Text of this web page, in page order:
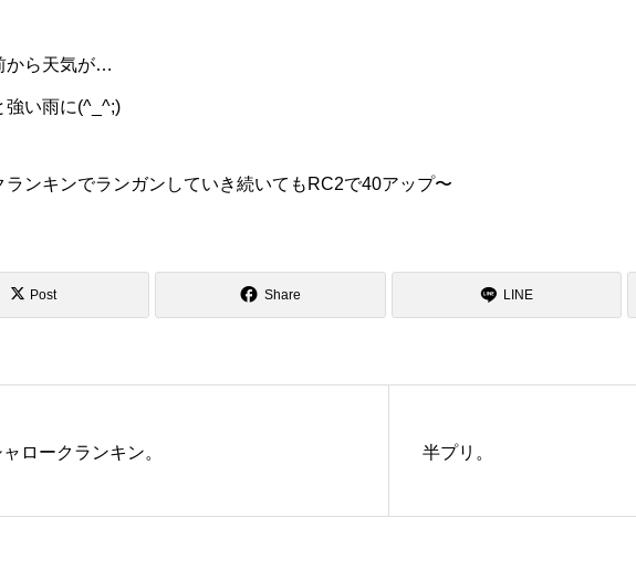
から天気が…
強い雨に(^_^;)
ランキンでランガンしていき続いてもRC2で40アップ〜
Post Share LINE
ャロークランキン。 半プリ。